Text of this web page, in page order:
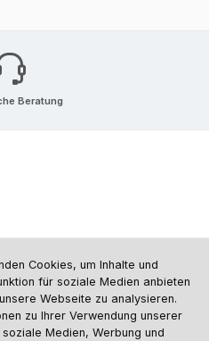
Beratung
.
Cookies, um Inhalte und
für soziale Medien anbieten
Webseite zu analysieren.
zu Ihrer Verwendung unserer
Medien, Werbung und